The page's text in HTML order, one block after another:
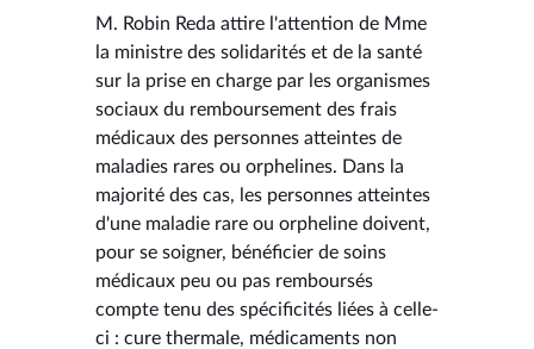
M. Robin Reda attire l'attention de Mme
la ministre des solidarités et de la santé
sur la prise en charge par les organismes
sociaux du remboursement des frais
médicaux des personnes atteintes de
maladies rares ou orphelines. Dans la
majorité des cas, les personnes atteintes
d'une maladie rare ou orpheline doivent,
pour se soigner, bénéficier de soins
médicaux peu ou pas remboursés
compte tenu des spécificités liées à celle-
ci : cure thermale, médicaments non